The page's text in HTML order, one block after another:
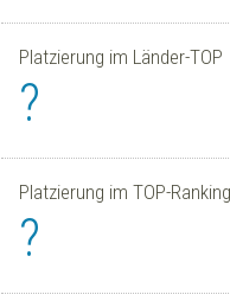
Platzierung im Länder-TOP
?
Platzierung im TOP-
?